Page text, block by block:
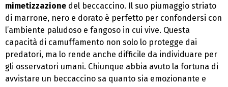
mimetizzazione del beccaccino. Il suo piumaggio striato
di marrone, nero e dorato è perfetto per confondersi con
l’ambiente paludoso e fangoso in cui vive. Questa
capacità di camuffamento non solo lo protegge dai
predatori, ma lo rende anche difficile da individuare per
gli osservatori umani. Chiunque abbia avuto la fortuna di
avvistare un beccaccino sa quanto sia emozionante e